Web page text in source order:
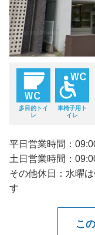
多目的トイ
レ
車椅子用ト
イレ
平日営業時間：
土日営業時間：
その他休日：水曜
す
こ